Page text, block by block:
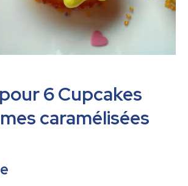
6 Cupcakes
caramélisées